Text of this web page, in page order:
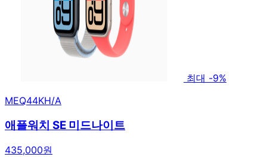
최대 -9%
MEQ44KH/A
애플워치 SE 미드나이트
435,000원